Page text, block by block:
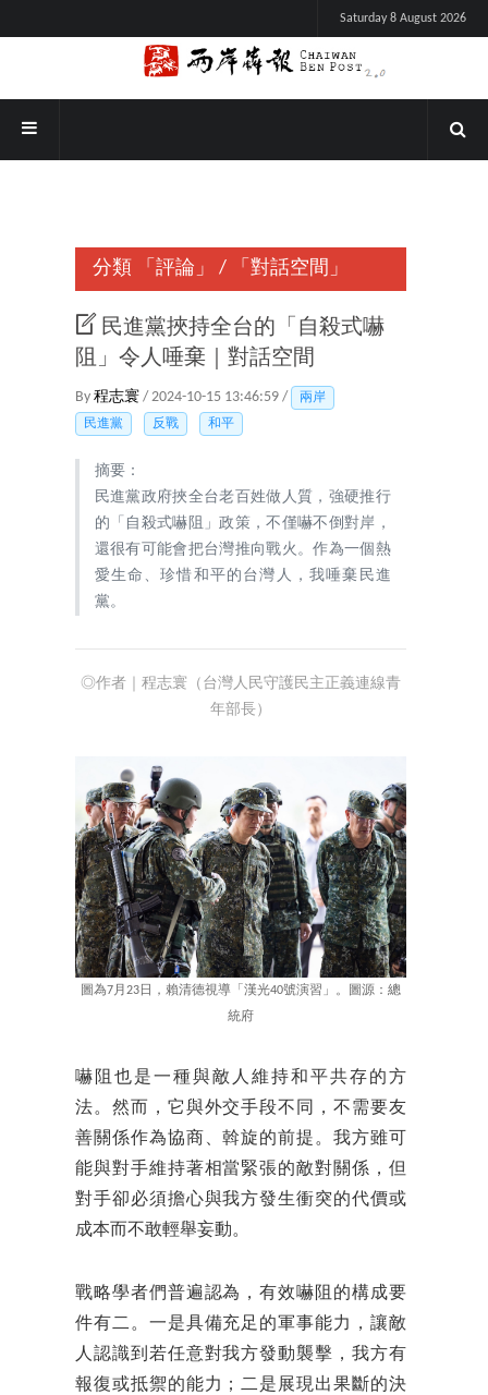
Saturday 8 August 2026
分類 「評論」 / 「對話空間」
民進黨挾持全台的「自殺式嚇
阻」令人唾棄｜對話空間
By 程志寰 / 2024-10-15 13:46:59 /
兩岸
民進黨
反戰 和平
摘要：
民進黨政府挾全台老百姓做人質，強硬推行
的「自殺式嚇阻」政策，不僅嚇不倒對岸，
還很有可能會把台灣推向戰火。作為一個熱
愛生命、珍惜和平的台灣人，我唾棄民進
黨。
◎作者｜程志寰（台灣人民守護民主正義連線青
年部長）
圖為7月23日，賴清德視導「漢光40號演習」。圖源：總
統府
嚇阻也是一種與敵人維持和平共存的方
法。然而，它與外交手段不同，不需要友
善關係作為協商、斡旋的前提。我方雖可
能與對手維持著相當緊張的敵對關係，但
對手卻必須擔心與我方發生衝突的代價或
成本而不敢輕舉妄動。
戰略學者們普遍認為，有效嚇阻的構成要
件有二。一是具備充足的軍事能力，讓敵
人認識到若任意對我方發動襲擊，我方有
報復或抵禦的能力；二是展現出果斷的決